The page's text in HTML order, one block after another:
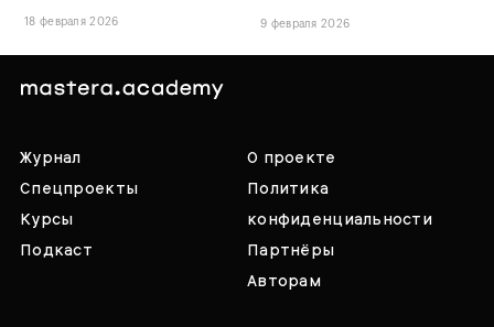
18 февраля 2026 9 февраля 2026
Журнал
Спецпроекты
Курсы
Подкаст
О проекте
Политика
конфиденциальности
Партнёры
Авторам